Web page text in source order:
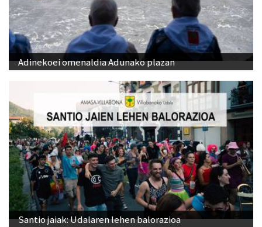
Adinekoei omenaldia Adunako plazan
Santio jaiak: Udalaren lehen balorazioa